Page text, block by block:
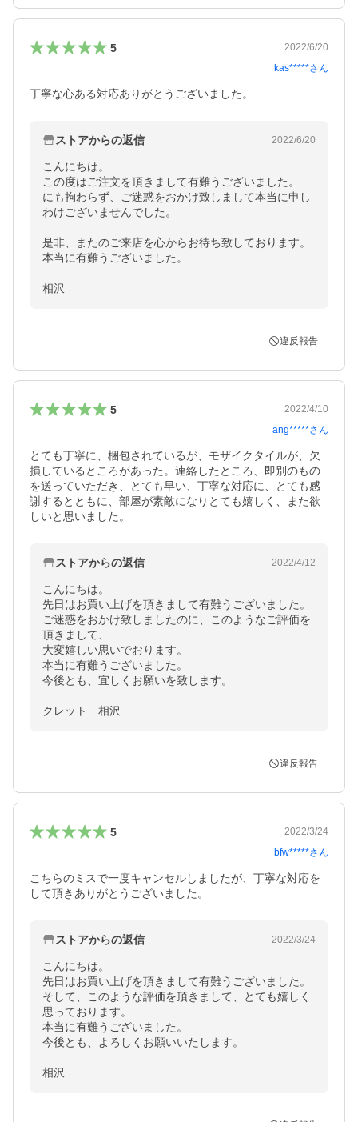
5
2022/6/20
kas*****さん
丁寧な心ある対応ありがとうございました。
ストアからの返信 2022/6/20
こんにちは。
この度はご注文を頂きまして有難うございました。
にも拘わらず、ご迷惑をおかけ致しまして本当に申し
わけございませんでした。
是非、またのご来店を心からお待ち致しております。
本当に有難うございました。
相沢
違反報告
5
2022/4/10
ang*****さん
とても丁寧に、梱包されているが、モザイクタイルが、欠
損しているところがあった。連絡したところ、即別のもの
を送っていただき、とても早い、丁寧な対応に、とても感
謝するとともに、部屋が素敵になりとても嬉しく、また欲
しいと思いました。
ストアからの返信 2022/4/12
こんにちは。
先日はお買い上げを頂きまして有難うございました。
ご迷惑をおかけ致しましたのに、このようなご評価を
頂きまして、
大変嬉しい思いでおります。
本当に有難うございました。
今後とも、宜しくお願いを致します。
クレット　相沢
違反報告
5
2022/3/24
bfw*****さん
こちらのミスで一度キャンセルしましたが、丁寧な対応を
して頂きありがとうございました。
ストアからの返信 2022/3/24
こんにちは。
先日はお買い上げを頂きまして有難うございました。
そして、このような評価を頂きまして、とても嬉しく
思っております。
本当に有難うございました。
今後とも、よろしくお願いいたします。
相沢